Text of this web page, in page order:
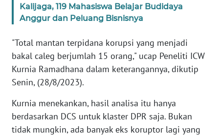
Kalijaga, 119 Mahasiswa Belajar Budidaya
Anggur dan Peluang Bisnisnya
"Total mantan terpidana korupsi yang menjadi
bakal caleg berjumlah 15 orang," ucap Peneliti ICW
Kurnia Ramadhana dalam keterangannya, dikutip
Senin, (28/8/2023).
Kurnia menekankan, hasil analisa itu hanya
berdasarkan DCS untuk klaster DPR saja. Bukan
tidak mungkin, ada banyak eks koruptor lagi yang
TENTANG
PEDOMAN
MEDIA
SIBER
REDAKSI